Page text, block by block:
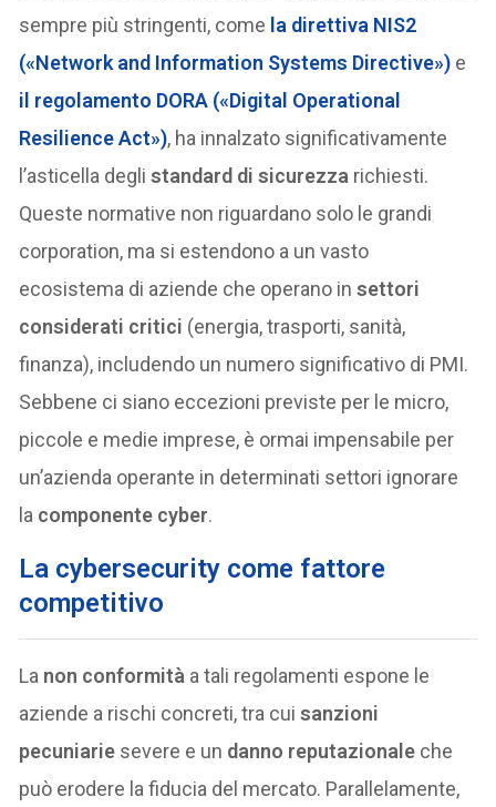
sempre più stringenti, come la direttiva NIS2
(«Network and Information Systems Directive») e
il regolamento DORA («Digital Operational
Resilience Act»), ha innalzato significativamente
l’asticella deglistandard di sicurezza richiesti.
Queste normative non riguardano solo le grandi
corporation, ma si estendono a un vasto
ecosistema di aziende che operano insettori
considerati critici (energia, trasporti, sanità,
finanza), includendo un numero significativo di PMI.
Sebbene ci siano eccezioni previste per le micro,
piccole e medie imprese, è ormai impensabile per
un’azienda operante in determinati settori ignorare
la componente cyber.
La cybersecurity come fattore
competitivo
La non conformità a tali regolamenti espone le
aziende a rischi concreti, tra cuisanzioni
pecuniarie severe e un danno reputazionale che
può erodere la fiducia del mercato. Parallelamente,